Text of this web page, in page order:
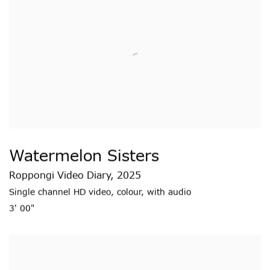
Watermelon Sisters
Roppongi Video Diary, 2025
Single channel HD video, colour, with audio
3' 00"